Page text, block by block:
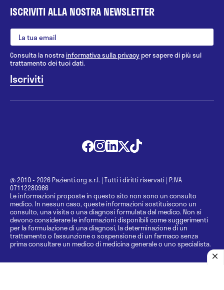
ISCRIVITI ALLA NOSTRA NEWSLETTER
Consulta la nostrainformativa sulla privacy per sapere di più sul
trattamento dei tuoi dati.
@ 2010 - 2026 Pazienti.org s.r.l. | Tutti i diritti riservati | P.IVA
07112280966
Le informazioni proposte in questo sito non sono un consulto
medico. In nessun caso, queste informazioni sostituiscono un
consulto, una visita o una diagnosi formulata dal medico. Non si
devono considerare le informazioni disponibili come suggerimenti
per la formulazione di una diagnosi, la determinazione di un
trattamento o l’assunzione o sospensione di un farmaco senza
prima consultare un medico di medicina generale o uno specialista.